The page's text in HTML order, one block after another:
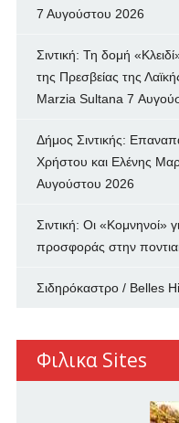
7 Αυγούστου 2026
Σιντική: Τη δομή
της Πρεσβείας της
Marzia Sultana 7
Δήμος Σιντικής:
Χρήστου και Ελένης
Αυγούστου 2026
Σιντική: Οι «Κομνηνοί»
προσφοράς στην
Σιδηρόκαστρο / Belles
Φιλικα Sites